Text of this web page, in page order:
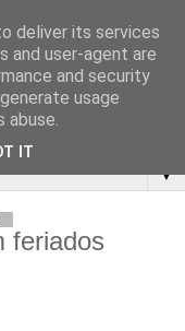
▼
feriados
deliver its services
and user-agent are
and security
usage
abuse.
IT